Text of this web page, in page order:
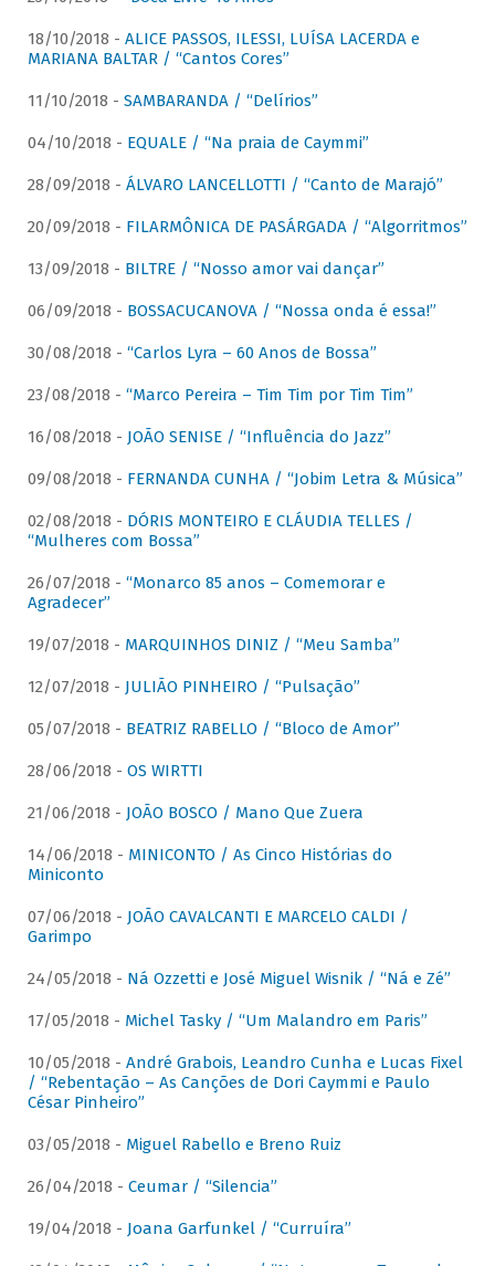
18/10/2018 - ALICE PASSOS, ILESSI, LUÍSA LACERDA e
MARIANA BALTAR / “Cantos Cores”
11/10/2018 - SAMBARANDA / “Delírios”
04/10/2018 - EQUALE / “Na praia de Caymmi”
28/09/2018 - ÁLVARO LANCELLOTTI / “Canto de Marajó”
20/09/2018 - FILARMÔNICA DE PASÁRGADA / “Algorritmos”
13/09/2018 - BILTRE / “Nosso amor vai dançar”
06/09/2018 - BOSSACUCANOVA / “Nossa onda é essa!”
30/08/2018 - “Carlos Lyra – 60 Anos de Bossa”
23/08/2018 - “Marco Pereira – Tim Tim por Tim Tim”
16/08/2018 - JOÃO SENISE / “Influência do Jazz”
09/08/2018 - FERNANDA CUNHA / “Jobim Letra & Música”
02/08/2018 - DÓRIS MONTEIRO E CLÁUDIA TELLES /
“Mulheres com Bossa”
26/07/2018 - “Monarco 85 anos – Comemorar e
Agradecer”
19/07/2018 - MARQUINHOS DINIZ / “Meu Samba”
12/07/2018 - JULIÃO PINHEIRO / “Pulsação”
05/07/2018 - BEATRIZ RABELLO / “Bloco de Amor”
28/06/2018 - OS WIRTTI
21/06/2018 - JOÃO BOSCO / Mano Que Zuera
14/06/2018 - MINICONTO / As Cinco Histórias do
Miniconto
07/06/2018 - JOÃO CAVALCANTI E MARCELO CALDI /
Garimpo
24/05/2018 - Ná Ozzetti e José Miguel Wisnik / “Ná e Zé”
17/05/2018 - Michel Tasky / “Um Malandro em Paris”
10/05/2018 - André Grabois, Leandro Cunha e Lucas Fixel
/ “Rebentação – As Canções de Dori Caymmi e Paulo
César Pinheiro”
03/05/2018 - Miguel Rabello e Breno Ruiz
26/04/2018 - Ceumar / “Silencia”
19/04/2018 - Joana Garfunkel / “Curruíra”